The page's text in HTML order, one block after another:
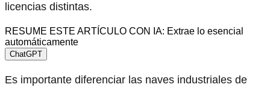
licencias distintas.
RESUME ESTE ARTÍCULO CON IA: Extrae lo esencial
automáticamente
ChatGPT
Es importante diferenciar las naves industriales de